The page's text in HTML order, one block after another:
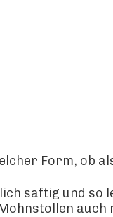
Form, ob
saftig und so